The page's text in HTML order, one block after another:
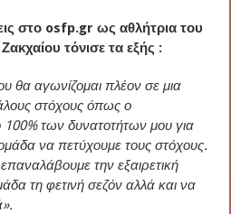
στο osfp.gr ως αθλήτρια του
τόνισε τα εξής :
θα αγωνίζομαι πλέον σε μια
στόχους όπως ο
των δυνατοτήτων μου για
να πετύχουμε τους στόχους.
την εξαιρετική
τη φετινή σεζόν αλλά και να